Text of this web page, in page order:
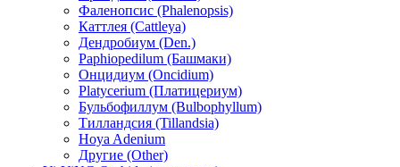
Фаленопсис (Phalenopsis)
Каттлея (Cattleya)
Дендробиум (Den.)
Paphiopedilum (Башмаки)
Онцидиум (Oncidium)
Platycerium (Платицериум)
Бульбофиллум (Bulbophyllum)
Тилландсия (Tillandsia)
Hoya Adenium
Другие (Other)